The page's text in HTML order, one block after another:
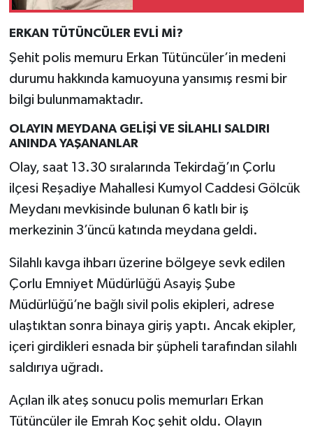
ERKAN TÜTÜNCÜLER EVLİ Mİ?
Şehit polis memuru Erkan Tütüncüler’in medeni
durumu hakkında kamuoyuna yansımış resmi bir
bilgi bulunmamaktadır.
OLAYIN MEYDANA GELİŞİ VE SİLAHLI SALDIRI
ANINDA YAŞANANLAR
Olay, saat 13.30 sıralarında Tekirdağ’ın Çorlu
ilçesi Reşadiye Mahallesi Kumyol Caddesi Gölcük
Meydanı mevkisinde bulunan 6 katlı bir iş
merkezinin 3’üncü katında meydana geldi.
Silahlı kavga ihbarı üzerine bölgeye sevk edilen
Çorlu Emniyet Müdürlüğü Asayiş Şube
Müdürlüğü’ne bağlı sivil polis ekipleri, adrese
ulaştıktan sonra binaya giriş yaptı. Ancak ekipler,
içeri girdikleri esnada bir şüpheli tarafından silahlı
saldırıya uğradı.
Açılan ilk ateş sonucu polis memurları Erkan
Tütüncüler ile Emrah Koç şehit oldu. Olayın